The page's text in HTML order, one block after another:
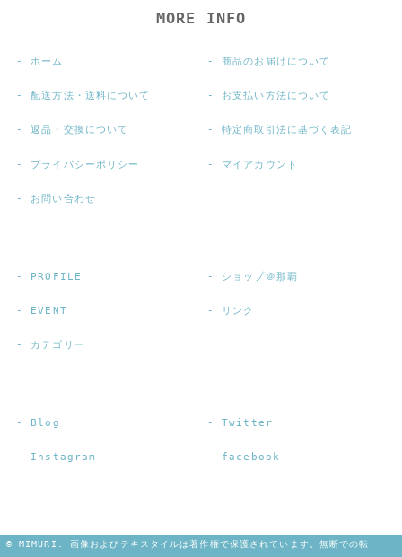
MORE INFO
ホーム 商品のお届けについて
配送方法・送料について お支払い方法について
返品・交換について 特定商取引法に基づく表記
プライバシーポリシー マイアカウント
お問い合わせ
PROFILE ショップ＠那覇
EVENT リンク
カテゴリー
Blog Twitter
Instagram facebook
© MIMURI. 画像およびテキスタイルは著作権で保護されています。無断での転